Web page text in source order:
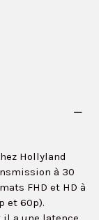
Hollyland
à 30
FHD et HD à
et 60p).